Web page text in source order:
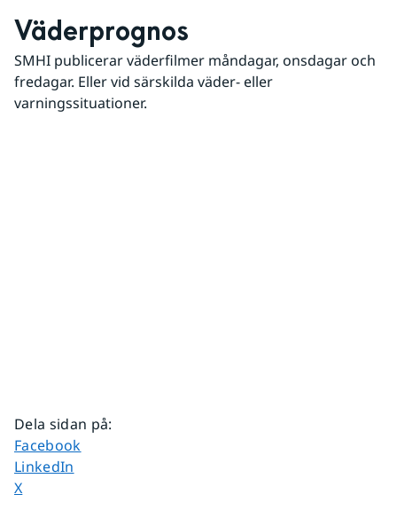
Väderprognos
SMHI publicerar väderfilmer måndagar, onsdagar och
fredagar. Eller vid särskilda väder- eller
varningssituationer.
Dela sidan på:
Dela sidan på
Facebook
Dela sidan på
LinkedIn
Dela sidan på
X